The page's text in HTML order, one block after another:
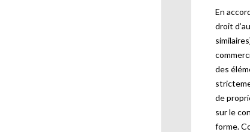
En
droit
des
de
sur le
forme.